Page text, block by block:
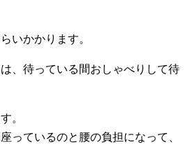
いかかります。
、待っている間おしゃべりして待
。
っているのと腰の負担になって、